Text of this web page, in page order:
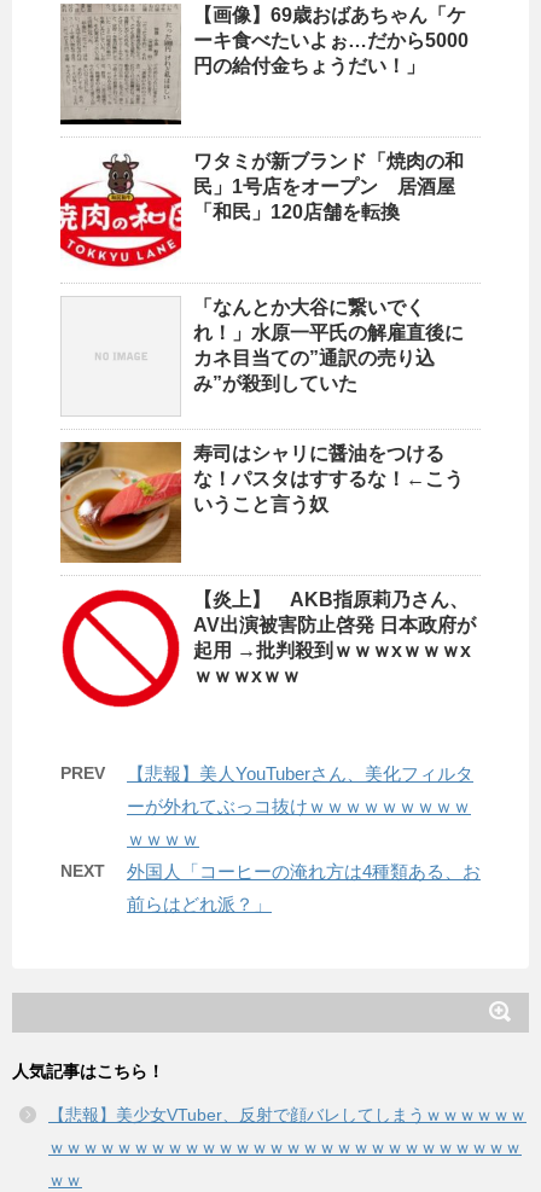
【画像】69歳おばあちゃん「ケ
ーキ食べたいよぉ…だから5000
円の給付金ちょうだい！」
ワタミが新ブランド「焼肉の和
民」1号店をオープン 居酒屋
「和民」120店舗を転換
「なんとか大谷に繋いでく
れ！」水原一平氏の解雇直後に
カネ目当ての”通訳の売り込
み”が殺到していた
寿司はシャリに醤油をつける
な！パスタはすするな！←こう
いうこと言う奴
【炎上】 AKB指原莉乃さん、
AV出演被害防止啓発 日本政府が
起用 →批判殺到ｗｗｗxｗｗｗx
ｗｗｗxｗｗ
PREV
【悲報】美人YouTuberさん、美化フィルタ
ーが外れてぶっコ抜けｗｗｗｗｗｗｗｗｗ
ｗｗｗｗ
NEXT
外国人「コーヒーの淹れ方は4種類ある、お
前らはどれ派？」
人気記事はこちら！
【悲報】美少女VTuber、反射で顔バレしてしまうｗｗｗｗｗｗ
ｗｗｗｗｗｗｗｗｗｗｗｗｗｗｗｗｗｗｗｗｗｗｗｗｗｗｗｗ
ｗｗ